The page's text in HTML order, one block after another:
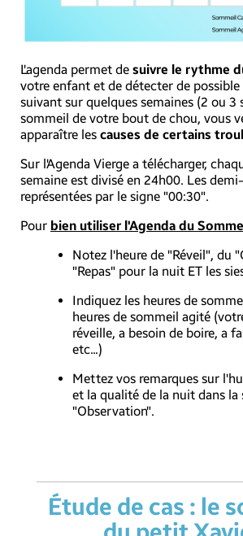
L'agenda permet de suivre le rythme
votre enfant et de détecter de
suivant sur quelques semaines (2 ou 3
sommeil de votre bout de chou, vous
apparaître les causes de certains
Sur l'Agenda Vierge a télécharger,
semaine est divisé en 24h00. Les
représentées par le signe "00:30".
Pour bien utiliser l'Agenda du
Notez l'heure de "Réveil", du
"Repas" pour la nuit ET les
Indiquez les heures de
heures de sommeil agité
réveille, a besoin de boire, a
etc...)
Mettez vos remarques sur
et la qualité de la nuit dans la
"Observation".
Étude de cas : le